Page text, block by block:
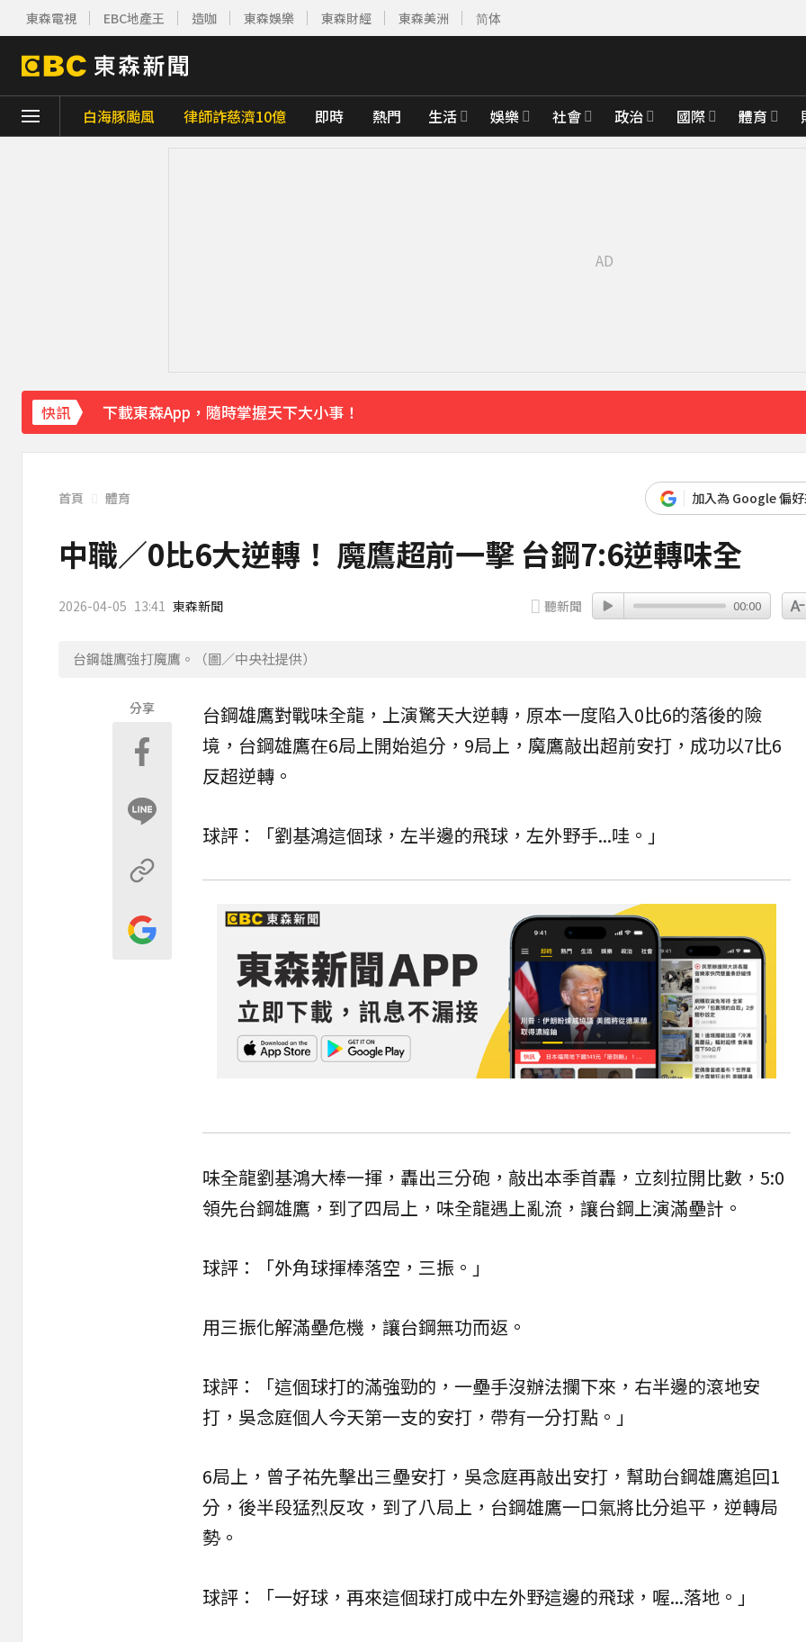
東森電視 EBC地產王 造咖 東森娛樂 東森財經 東森美洲 简体
白海豚颱風 律師詐慈濟10億 即時 熱門 生活 娛樂 社會 政治 國際 體育
快訊
下載東森App，隨時掌握天下大小事！
下載東森App，隨時掌握天下大小事！
油價繼續凍漲！下週汽油、柴油維持不調整
17分鐘前
首頁 體育 加入為 Google 偏
中職／0比6大逆轉！ 魔鷹超前一擊 台鋼7:6逆轉味全
2026-04-05 13:41 東森新聞 聽新聞 00:00
台鋼雄鷹強打魔鷹。（圖／中央社提供）
分享 台鋼雄鷹對戰味全龍 ，上演驚天大逆轉，原本一度陷入0比6的落後的險
境，台鋼雄鷹在6局上開始追分，9局上，魔鷹敲出超前安打，成功以7比6
反超逆轉。
球評：「劉基鴻這個球，左半邊的飛球，左外野手...哇。」
味全龍劉基鴻大棒一揮，轟出三分砲，敲出本季首轟，立刻拉開比數，5:0
領先台鋼雄鷹，到了四局上，味全龍遇上亂流，讓台鋼上演滿壘計。
球評：「外角球揮棒落空，三振。」
用三振化解滿壘危機，讓台鋼無功而返。
球評：「這個球打的滿強勁的，一壘手沒辦法攔下來，右半邊的滾地安
打，吳念庭個人今天第一支的安打，帶有一分打點。」
6局上， 曾子祐先擊出三壘安打，吳念庭再敲出安打，幫助台鋼雄鷹追回1
分，後半段猛烈反攻，到了八局上，台鋼雄鷹一口氣將比分追平，逆轉局
勢。
球評：「一好球，再來這個球打成中左外野這邊的飛球，喔...落地。」